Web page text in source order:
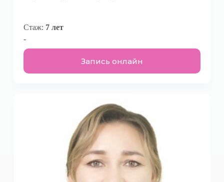
Стаж: 7 лет
-
Запись онлайн